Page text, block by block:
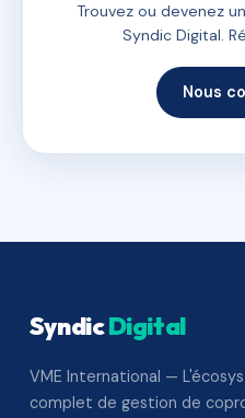
Trouvez ou devenez
Syndic Digital.
Nous
SyndicDigital
VME International —
complet de gestion de